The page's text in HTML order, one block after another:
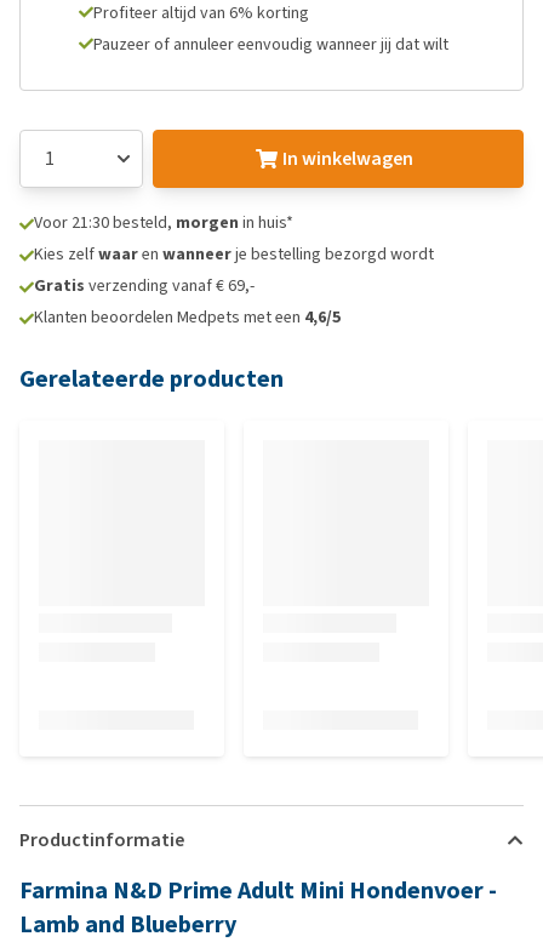
Profiteer altijd van 6% korting
Pauzeer of annuleer eenvoudig wanneer jij dat wilt
In winkelwagen
Voor 21:30 besteld, morgen in huis*
Kies zelfwaaren wanneerje bestelling bezorgd wordt
Gratis verzending vanaf € 69,-
Klanten beoordelen Medpets met een 4,6/5
Gerelateerde producten
Productinformatie
Farmina N&D Prime Adult Mini Hondenvoer -
Lamb and Blueberry